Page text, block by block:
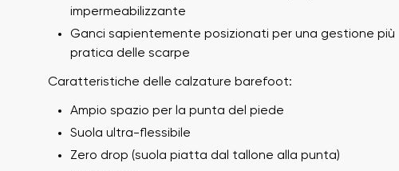
impermeabilizzante
Ganci sapientemente posizionati per una gestione più
pratica delle scarpe
Caratteristiche delle calzature barefoot:
Ampio spazio per la punta del piede
Suola ultra-flessibile
Zero drop (suola piatta dal tallone alla punta)
Numero d'ordine
Valutazione del testo